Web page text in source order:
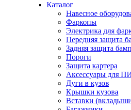
Каталог
Навесное
Фаркопы
Электрика для
Передняя защита
Задняя защита
Пороги
Защита картера
Аксессуары для
Дуги в кузов
Крышки кузова
Вставки